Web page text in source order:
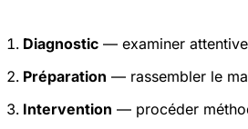
Diagnostic — examiner
Préparation — rassembler le
Intervention — procéder